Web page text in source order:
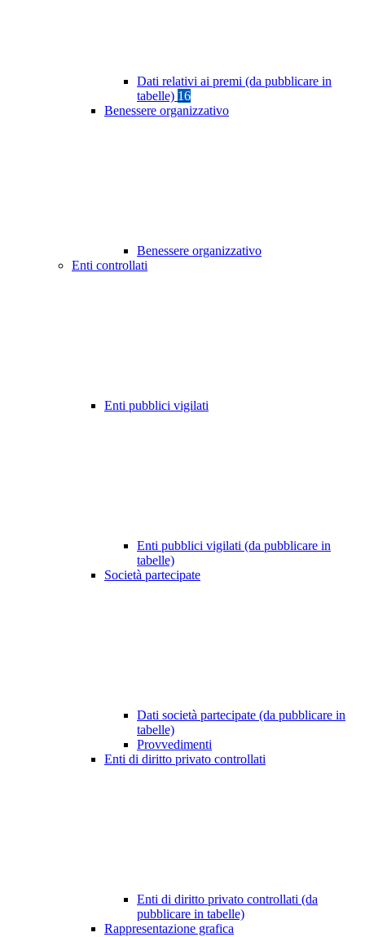
Dati relativi ai premi (da pubblicare in
tabelle) 16
Benessere organizzativo
Benessere organizzativo
Enti controllati
Enti pubblici vigilati
Enti pubblici vigilati (da pubblicare in
tabelle)
Società partecipate
Dati società partecipate (da pubblicare in
tabelle)
Provvedimenti
Enti di diritto privato controllati
Enti di diritto privato controllati (da
pubblicare in tabelle)
Rappresentazione grafica